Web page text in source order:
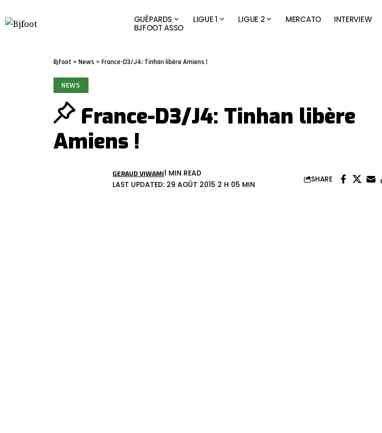
GUÉPARDS LIGUE 1 LIGUE 2 MERCATO INTERVIEW
BJFOOT ASSO
Bjfoot > News > France-D3/J4: Tinhan libère Amiens !
NEWS
France-D3/J4: Tinhan libère
Amiens !
LAST UPDATED: 29 AOÛT 2015 2 H 05 MIN
GERAUD VIWAMI1 MIN READ
SHARE